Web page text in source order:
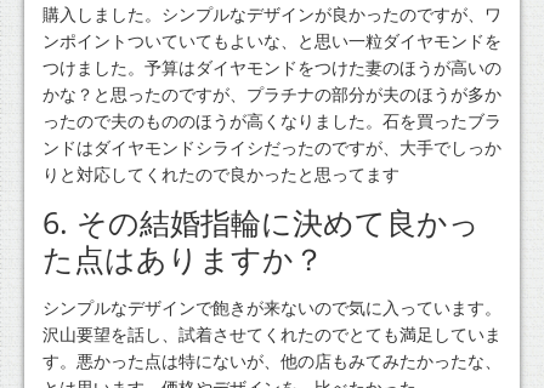
購入しました。シンプルなデザインが良かったのですが、ワ
ンポイントついていてもよいな、と思い一粒ダイヤモンドを
つけました。予算はダイヤモンドをつけた妻のほうが高いの
かな？と思ったのですが、プラチナの部分が夫のほうが多か
ったので夫のもののほうが高くなりました。石を買ったブラ
ンドはダイヤモンドシライシだったのですが、大手でしっか
りと対応してくれたので良かったと思ってます
6. その結婚指輪に決めて良かっ
た点はありますか？
シンプルなデザインで飽きが来ないので気に入っています。
沢山要望を話し、試着させてくれたのでとても満足していま
す。悪かった点は特にないが、他の店もみてみたかったな、